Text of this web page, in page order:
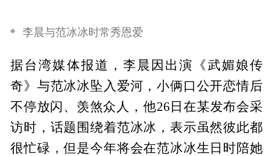
李晨与范冰冰时常秀恩爱
据台湾媒体报道，李晨因出演《武媚娘传
奇》与范冰冰坠入爱河，小俩口公开恋情后
不停放闪、羡煞众人，他26日在某发布会采
访时，话题围绕着范冰冰，表示虽然彼此都
很忙碌，但是今年将会在范冰冰生日时陪她